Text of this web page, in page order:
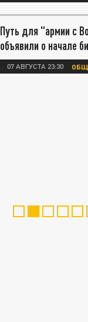
Путь для "армии с
объявили о начале
07 АВГУСТА 23:30